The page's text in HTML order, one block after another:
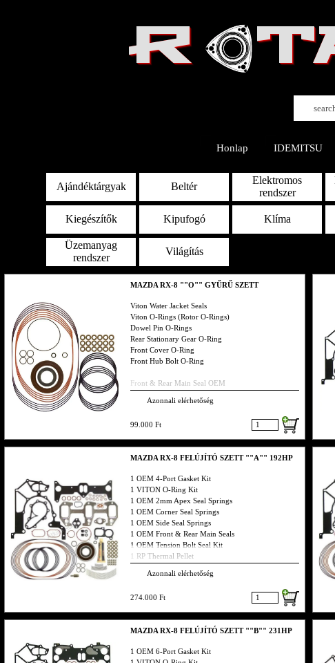
R
Honlap IDEMITSU
Ajándéktárgyak Beltér
Elektromos
rendszer
Kiegészítők Kipufogó Klíma
Üzemanyag
rendszer
Világítás
MAZDA RX-8 ""O"" GYŰRŰ SZETT
Viton Water Jacket Seals
Viton O-Rings (Rotor O-Rings)
Dowel Pin O-Rings
Rear Stationary Gear O-Ring
Front Cover O-Ring
Front Hub Bolt O-Ring
Front & Rear Main Seal OEM
Azonnali elérhetőség
99.000 Ft
MAZDA RX-8 FELÚJÍTÓ SZETT ""A"" 192HP
1 OEM 4-Port Gasket Kit
1 VITON O-Ring Kit
1 OEM 2mm Apex Seal Springs
1 OEM Corner Seal Springs
1 OEM Side Seal Springs
1 OEM Front & Rear Main Seals
1 OEM Tension Bolt Seal Kit
1 RP Thermal Pellet
Ha valamit nem találsz hívj bátran vagy küldj emailt,
Azonnali elérhetőség
274.000 Ft
MAZDA RX-8 FELÚJÍTÓ SZETT ""B"" 231HP
1 OEM 6-Port Gasket Kit